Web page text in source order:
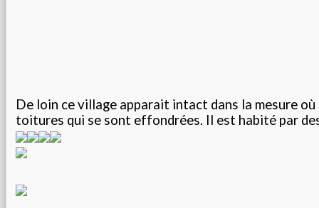
De loin ce village apparait intact dans la mesure
toitures qui se sont effondrées. Il est habité par